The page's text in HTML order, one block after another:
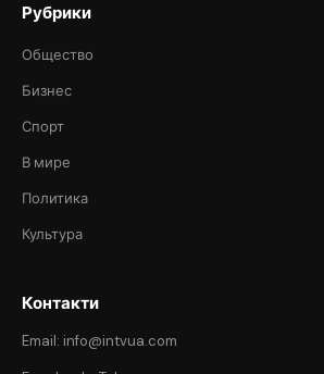
Рубрики
Общество
Бизнес
Спорт
В мире
Политика
Культура
Контакти
Email: info@intvua.com